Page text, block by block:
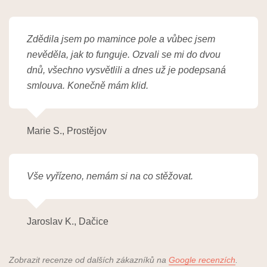
Zdědila jsem po mamince pole a vůbec jsem
nevěděla, jak to funguje. Ozvali se mi do dvou
dnů, všechno vysvětlili a dnes už je podepsaná
smlouva. Konečně mám klid.
Marie S., Prostějov
Vše vyřízeno, nemám si na co stěžovat.
Jaroslav K., Dačice
Zobrazit recenze od dalších zákazníků na Google recenzích